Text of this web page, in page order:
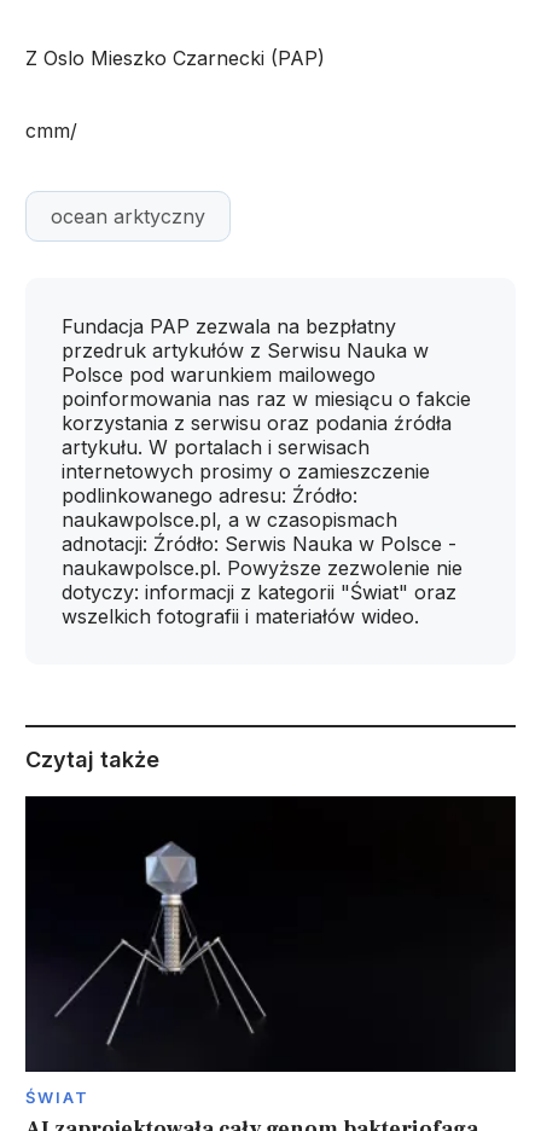
Z Oslo Mieszko Czarnecki (PAP)
cmm/
ocean arktyczny
Fundacja PAP zezwala na bezpłatny
przedruk artykułów z Serwisu Nauka w
Polsce pod warunkiem mailowego
poinformowania nas raz w miesiącu o fakcie
korzystania z serwisu oraz podania źródła
artykułu. W portalach i serwisach
internetowych prosimy o zamieszczenie
podlinkowanego adresu: Źródło:
naukawpolsce.pl, a w czasopismach
adnotacji: Źródło: Serwis Nauka w Polsce -
naukawpolsce.pl. Powyższe zezwolenie nie
dotyczy: informacji z kategorii "Świat" oraz
wszelkich fotografii i materiałów wideo.
Czytaj także
ŚWIAT